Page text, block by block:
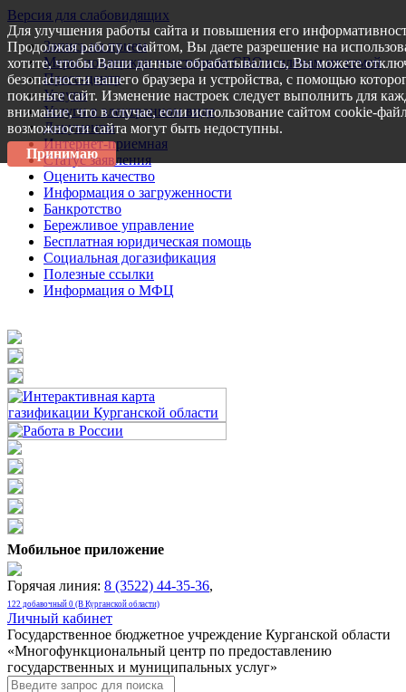
Версия для слабовидящих
Запись на прием
Меры поддержки участникам СВО и членам их семей
Пресс-центр
Услуги
Услуги в электронном виде
Документы
Интернет-приемная
Статус заявления
Оценить качество
Информация о загруженности
Банкротство
Бережливое управление
Бесплатная юридическая помощь
Социальная догазификация
Полезные ссылки
Информация о МФЦ
Мобильное приложение
Горячая линия: 8 (3522) 44-35-36,
122 добавочный 0 (В Курганской области)
Личный кабинет
Государственное бюджетное учреждение Курганской области
«Многофункциональный центр по предоставлению
государственных и муниципальных услуг»
Для улучшения работы сайта и повышения его
Продолжая работу с сайтом, Вы даете разрешение на
хотите, чтобы Ваши данные обрабатывались, Вы можете
безопасности вашего браузера и устройства, с помощью
покиньте сайт. Изменение настроек следует выполнить для
внимание, что в случае, если использование сайтом cookie-
возможности сайта могут быть недоступны.
Принимаю